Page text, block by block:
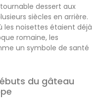
dessert aux
siècles en arrière.
les noisettes étaient déjà
romaine, les
un symbole de santé
du gâteau